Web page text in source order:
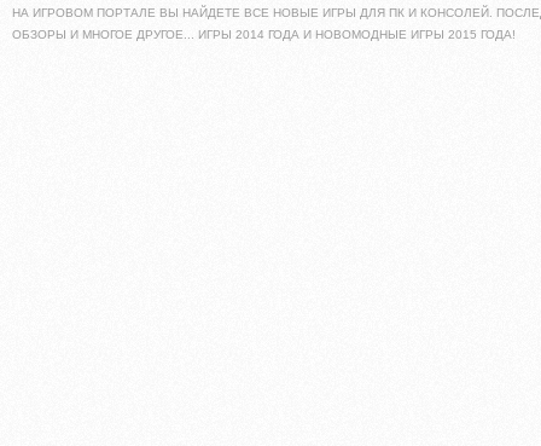
НА ИГРОВОМ ПОРТАЛЕ ВЫ НАЙДЕТЕ ВСЕ НОВЫЕ ИГРЫ ДЛЯ ПК И КОНСОЛЕЙ.
ОБЗОРЫ И МНОГОЕ ДРУГОЕ... ИГРЫ 2014 ГОДА И НОВОМОДНЫЕ ИГРЫ 2015 ГОДА!